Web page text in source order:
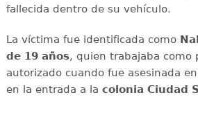
fallecida dentro de su vehículo.
La víctima fue identificada como
de 19 años, quien trabajaba como
autorizado cuando fue asesinada
en la entrada a la colonia Ciudad